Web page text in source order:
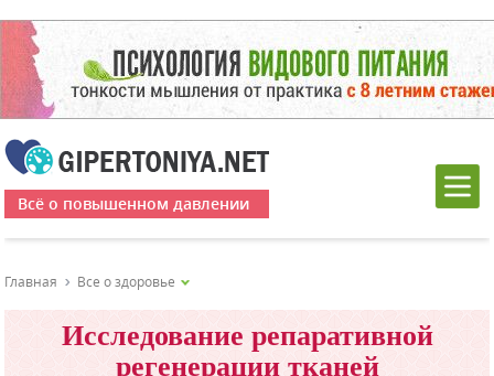
Всё о повышенном давлении
Главная Все о здоровье
Исследование репаративной
регенерации тканей